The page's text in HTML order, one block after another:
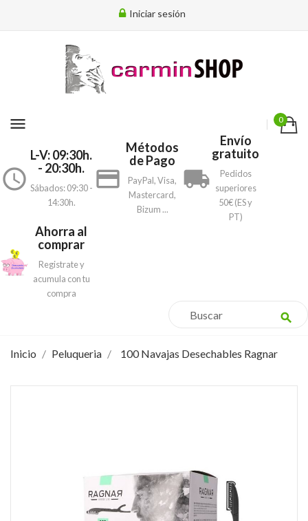
Iniciar sesión
menu 0
access_time
L-V: 09:30h.
- 20:30h.
Sábados: 09:30 -
14:30h.
payment
Métodos
de Pago
PayPal, Visa,
Mastercard,
Bizum ...
local_shipping
Envío
gratuito
Pedidos
superiores
50€ (ES y
PT)
Ahorra al
comprar
Registrate y
acumula con tu
compra
search
Inicio Peluqueria 100 Navajas Desechables Ragnar